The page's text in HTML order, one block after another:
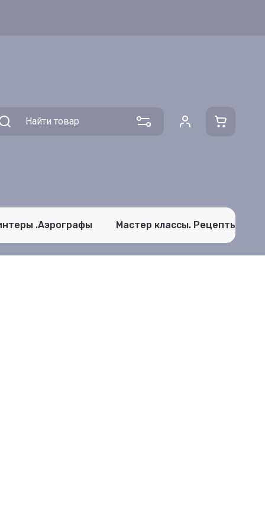
.Аэрографы Мастер классы. Рецепты